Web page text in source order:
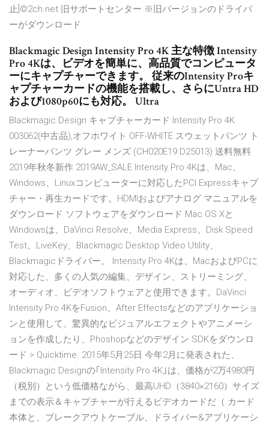
止]©2ch.net 旧サポートセンター ※旧バージョンのドライバ
ーがダウンロード
Blackmagic Design Intensity Pro 4K 主な特徴 Intensity
Pro 4Kは、ビデオを簡単に、高品質でコンピュータ
ーにキャプチャーできます。 従来のIntensity Proキ
ャプチャーカードの機能を搭載し、さらにUntra HD
および1080p60にも対応。 Ultra
Blackmagic Design キャプチャーカード Intensity Pro 4K
003062(中古品),オフホワイト OFF-WHITE スウェットパンツ ト
レーナーパンツ グレー メンズ (CH020E19 D25013) 送料無料
2019年秋冬新作 2019AW_SALE Intensity Pro 4Kは、Mac、
Windows、Linuxコンピューターに対応したPCI Expressキャプ
チャー・再生カードです。HDMIおよびアナログ マニュアルを
ダウンロード ソフトウェアをダウンロード Mac OS Xと
Windowsは、DaVinci Resolve、Media Express、Disk Speed
Test、LiveKey、Blackmagic Desktop Video Utility、
Blackmagicドライバー。 Intensity Pro 4Kは、MacおよびPCに
対応した、多くの人気の編集、デザイン、ストリーミング、
オーディオ、ビデオソフトウェアと使用できます。DaVinci
Intensity Pro 4KをFusion、After Effectsなどのアプリケーショ
ンと使用して、驚異的なビジュアルエフェクトやアニメーシ
ョンを作成したり、Phoshopなどのデザイン SDKをダウンロ
ード > Quicktime. 2015年5月25日 今年2月に発表された、
Blackmagic Designの｢Intensity Pro 4K｣は、価格が2万4980円
（税別）という低価格ながら、最高UHD（3840×2160）サイズ
までの表示＆キャプチャーが行えるビデオカードだ（ カード
本体と、ブレークアウトケーブル、ドライバー&アプリケーシ